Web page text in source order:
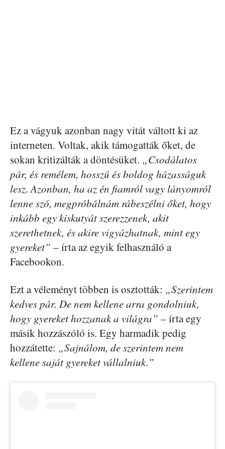
Ez a vágyuk azonban nagy vitát váltott ki az
interneten. Voltak, akik támogatták őket, de
sokan kritizálták a döntésüket. „Csodálatos
pár, és remélem, hosszú és boldog házasságuk
lesz. Azonban, ha az én fiamról vagy lányomról
lenne szó, megpróbálnám rábeszélni őket, hogy
inkább egy kiskutyát szerezzenek, akit
szerethetnek, és akire vigyázhatnak, mint egy
gyereket” – írta az egyik felhasználó a
Facebookon.
Ezt a véleményt többen is osztották: „Szerintem
kedves pár. De nem kellene arra gondolniuk,
hogy gyereket hozzanak a világra” – írta egy
másik hozzászóló is. Egy harmadik pedig
hozzátette: „Sajnálom, de szerintem nem
kellene saját gyereket vállalniuk.”